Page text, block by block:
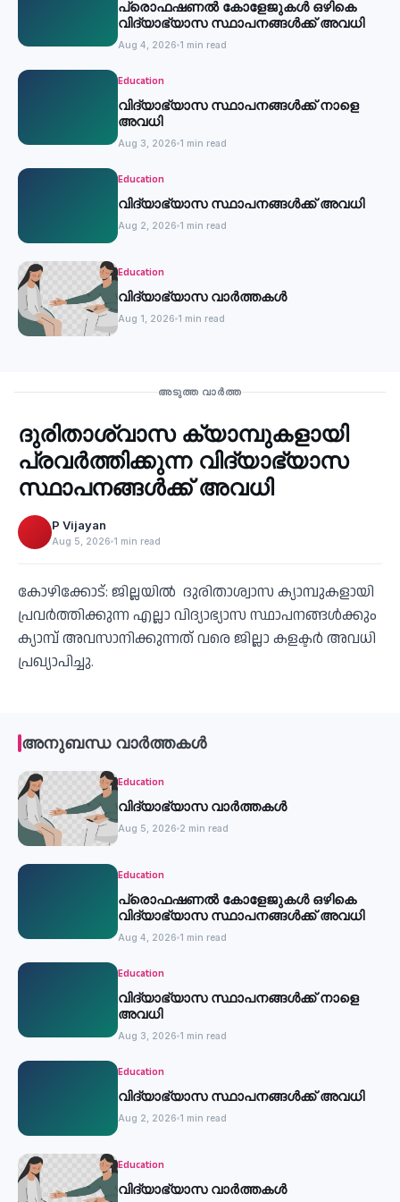
പ്രൊഫഷണൽ കോളേജുകൾ ഒഴികെ
വിദ്യാഭ്യാസ സ്ഥാപനങ്ങൾക്ക് അവധി
Aug 4, 2026 1 min read
Education
വിദ്യാഭ്യാസ സ്ഥാപനങ്ങൾക്ക് നാളെ
അവധി
Aug 3, 2026 1 min read
Education
വിദ്യാഭ്യാസ സ്ഥാപനങ്ങൾക്ക് അവധി
Aug 2, 2026 1 min read
Education
വിദ്യാഭ്യാസ വാർത്തകൾ
Aug 1, 2026 1 min read
അടുത്ത വാർത്ത
‹
ദുരിതാശ്വാസ ക്യാമ്പുകളായി
പ്രവര്‍ത്തിക്കുന്ന വിദ്യാഭ്യാസ
സ്ഥാപനങ്ങള്‍ക്ക് അവധി
P Vijayan
Aug 5, 2026 1 min read
കോഴിക്കോട്: ജില്ലയില്‍ ദുരിതാശ്വാസ ക്യാമ്പുകളായി
പ്രവര്‍ത്തിക്കുന്ന എല്ലാ വിദ്യാഭ്യാസ സ്ഥാപനങ്ങള്‍ക്കും
ക്യാമ്പ് അവസാനിക്കുന്നത് വരെ ജില്ലാ കളക്ടർ അവധി
പ്രഖ്യാപിച്ചു.
അനുബന്ധ വാർത്തകൾ
Education
വിദ്യാഭ്യാസ വാർത്തകൾ
Aug 5, 2026 2 min read
Education
പ്രൊഫഷണൽ കോളേജുകൾ ഒഴികെ
വിദ്യാഭ്യാസ സ്ഥാപനങ്ങൾക്ക് അവധി
Aug 4, 2026 1 min read
Education
വിദ്യാഭ്യാസ സ്ഥാപനങ്ങൾക്ക് നാളെ
അവധി
Aug 3, 2026 1 min read
Education
വിദ്യാഭ്യാസ സ്ഥാപനങ്ങൾക്ക് അവധി
Aug 2, 2026 1 min read
Education
വിദ്യാഭ്യാസ വാർത്തകൾ